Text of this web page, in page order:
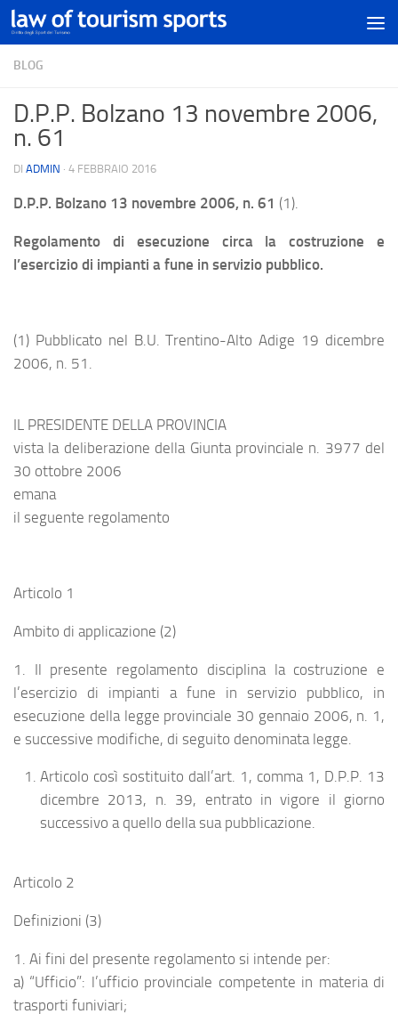
BLOG
D.P.P. Bolzano 13 novembre 2006,
n. 61
DI ADMIN · 4 FEBBRAIO 2016
D.P.P. Bolzano 13 novembre 2006, n. 61 (1).
Regolamento di esecuzione circa la costruzione e
l’esercizio di impianti a fune in servizio pubblico.
(1) Pubblicato nel B.U. Trentino-Alto Adige 19 dicembre
2006, n. 51.
IL PRESIDENTE DELLA PROVINCIA
vista la deliberazione della Giunta provinciale n. 3977 del
30 ottobre 2006
emana
il seguente regolamento
Articolo 1
Ambito di applicazione (2)
1. Il presente regolamento disciplina la costruzione e
l’esercizio di impianti a fune in servizio pubblico, in
esecuzione della legge provinciale 30 gennaio 2006, n. 1,
e successive modifiche, di seguito denominata legge.
Articolo così sostituito dall’art. 1, comma 1, D.P.P. 13
dicembre 2013, n. 39, entrato in vigore il giorno
successivo a quello della sua pubblicazione.
Articolo 2
Definizioni (3)
1. Ai fini del presente regolamento si intende per:
a) “Ufficio”: l’ufficio provinciale competente in materia di
trasporti funiviari;